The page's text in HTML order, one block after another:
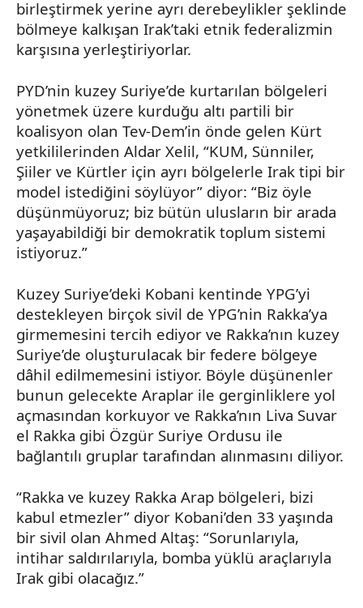
birleştirmek yerine ayrı derebeylikler şeklinde
bölmeye kalkışan Irak’taki etnik federalizmin
karşısına yerleştiriyorlar.
PYD’nin kuzey Suriye’de kurtarılan bölgeleri
yönetmek üzere kurduğu altı partili bir
koalisyon olan Tev-Dem’in önde gelen Kürt
yetkililerinden Aldar Xelil, “KUM, Sünniler,
Şiiler ve Kürtler için ayrı bölgelerle Irak tipi bir
model istediğini söylüyor” diyor: “Biz öyle
düşünmüyoruz; biz bütün ulusların bir arada
yaşayabildiği bir demokratik toplum sistemi
istiyoruz.”
Kuzey Suriye’deki Kobani kentinde YPG’yi
destekleyen birçok sivil de YPG’nin Rakka’ya
girmemesini tercih ediyor ve Rakka’nın kuzey
Suriye’de oluşturulacak bir federe bölgeye
dâhil edilmemesini istiyor. Böyle düşünenler
bunun gelecekte Araplar ile gerginliklere yol
açmasından korkuyor ve Rakka’nın Liva Suvar
el Rakka gibi Özgür Suriye Ordusu ile
bağlantılı gruplar tarafından alınmasını diliyor.
“Rakka ve kuzey Rakka Arap bölgeleri, bizi
kabul etmezler” diyor Kobani’den 33 yaşında
bir sivil olan Ahmed Altaş: “Sorunlarıyla,
intihar saldırılarıyla, bomba yüklü araçlarıyla
Irak gibi olacağız.”